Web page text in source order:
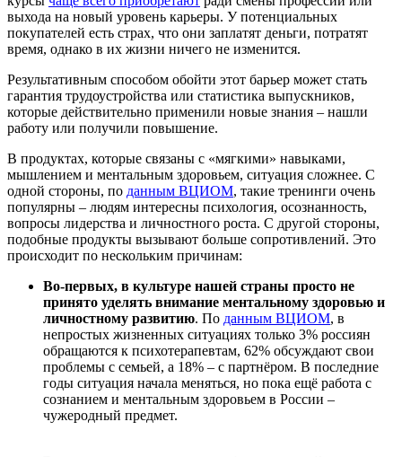
выхода на новый уровень карьеры. У потенциальных
покупателей есть страх, что они заплатят деньги, потратят
время, однако в их жизни ничего не изменится.
Результативным способом обойти этот барьер может стать
гарантия трудоустройства или статистика выпускников,
которые действительно применили новые знания – нашли
работу или получили повышение.
В продуктах, которые связаны с «мягкими» навыками,
мышлением и ментальным здоровьем, ситуация сложнее. С
одной стороны, по данным ВЦИОМ, такие тренинги очень
популярны – людям интересны психология, осознанность,
вопросы лидерства и личностного роста. С другой стороны,
подобные продукты вызывают больше сопротивлений. Это
происходит по нескольким причинам:
Во-первых, в культуре нашей страны просто не
принято уделять внимание ментальному здоровью и
личностному развитию. По данным ВЦИОМ, в
непростых жизненных ситуациях только 3% россиян
обращаются к психотерапевтам, 62% обсуждают свои
проблемы с семьей, а 18% – с партнёром. В последние
годы ситуация начала меняться, но пока ещё работа с
сознанием и ментальным здоровьем в России –
чужеродный предмет.